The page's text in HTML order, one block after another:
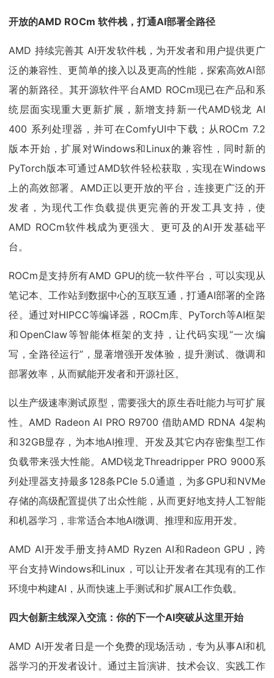
开放的AMD ROCm 软件栈，打通AI部署全路径
AMD 持续完善其 AI开发软件栈，为开发者和用户提供更广
泛的兼容性、更简单的接入以及更高的性能，探索高效AI部
署的新路径。其开源软件平台AMD ROCm现已在产品和系
统层面实现重大更新扩展，新增支持新一代AMD锐龙 AI
400 系列处理器，并可在ComfyUI中下载；从ROCm 7.2
版本开始，扩展对Windows和Linux的兼容性，同时新的
PyTorch版本可通过AMD软件轻松获取，实现在Windows
上的高效部署。AMD正以更开放的平台，连接更广泛的开
发者，为现代工作负载提供更完善的开发工具支持，使
AMD ROCm软件栈成为更强大、更可及的AI开发基础平
台。
ROCm是支持所有AMD GPU的统一软件平台，可以实现从
笔记本、工作站到数据中心的互联互通，打通AI部署的全路
径。通过对HIPCC等编译器，ROCm库、PyTorch等AI框架
和OpenClaw等智能体框架的支持，让代码实现“一次编
写，全路径运行”，显著增强开发体验，提升测试、微调和
部署效率，从而赋能开发者和开源社区。
以生产级速率测试原型，需要强大的原生吞吐能力与可扩展
性。AMD Radeon AI PRO R9700 借助AMD RDNA 4架构
和32GB显存，为本地AI推理、开发及其它内存密集型工作
负载带来强大性能。AMD锐龙Threadripper PRO 9000系
列处理器支持最多128条PCIe 5.0通道，为多GPU和NVMe
存储的高级配置提供了出众性能，从而更好地支持人工智能
和机器学习，非常适合本地AI微调、推理和应用开发。
AMD AI开发手册支持AMD Ryzen AI和Radeon GPU，跨
平台支持Windows和Linux，可以让开发者在其现有的工作
环境中构建AI，从而快速上手测试和扩展AI工作负载。
四大创新主线深入交流：你的下一个AI突破从这里开始
AMD AI开发者日是一个免费的现场活动，专为从事AI和机
器学习的开发者设计。通过主旨演讲、技术会议、实践工作